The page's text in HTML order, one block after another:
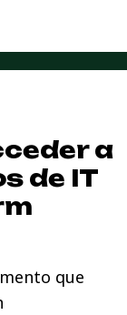
a
de IT
que